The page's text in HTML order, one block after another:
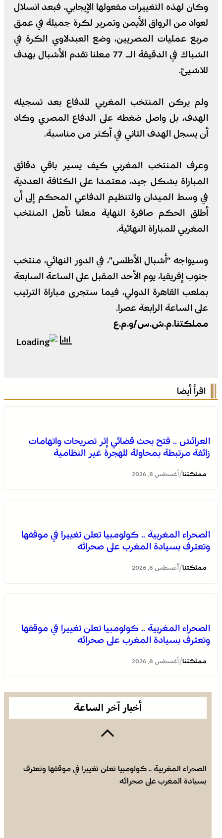
وكان لهذه التغييرات مفعولها الإيجابي، فبعد انسلال
لعواد من الرواق الأيمن وتمرير لكرة جميلة في عمق
مربع عمليات المصريين، وضع العبدلاوي الكرة في
الشباك في الدقيقة الـ 77 معلنا تقدم الأشبال بهدف
للاشيئ.
ولم يركن المنتخب المغربي للدفاع بعد تسجيله
الهدف، بل واصل ضغطه على الدفاع المصري وكاد
أن يسجل الهدف الثاني في أكتر من مناسبة.
وعرف المنتخب المغربي كيف يسير باقي دقائق
المباراة بشكل جيد، معتمدا على الكثافة العددية
في وسط الميدان والتنظيم الدفاعي المحكم إلى أن
أطلق الحكم صافرة النهاية معلنا تأهل المنتخب
المغربي للمباراة النهائية.
وسيواجه “أشبال الأطلس”، في الدور النهائي، منتخب
جنوب إفريقيا، يوم الأحد المقبل على الساعة السابعة
بملعب القاهرة الدولي، فيما ستجرى مباراة الترتيب
على الساعة الرابعة عصرا.
مملكتنا.م.ش.س/و.م.ع
اقرأ أيضا
العرائش .. فتح بحث قضائي إثر تصريحات واتهامات
زائفة مرتبطة بمحاولة للهجرة غير النظامية
مملكتنا/ أغسطس 8, 2026
الصحراء المغربية .. كولومبيا تعلن تغييرا في موقفها
وتعترف بسيادة المغرب على صحرائه
مملكتنا/ أغسطس 8, 2026
الصحراء المغربية .. كولومبيا تعلن تغييرا في موقفها
وتعترف بسيادة المغرب على صحرائه
مملكتنا/ أغسطس 8, 2026
أخبار آخر الساعة
العرائش .. فتح بحث قضائي إثر تصريحات واتهامات زائفة
الصحراء المغربية .. كولومبيا تعلن تغييرا في موقفها وتعترف
بسيادة المغرب على صحرائه